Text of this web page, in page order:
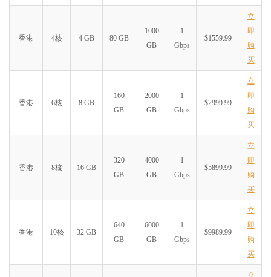
香港 4核 4 GB 80 GB
1000
GB
1
Gbps
$1559.99
立
即
购
买
香港 6核 8 GB
160
GB
2000
GB
1
Gbps
$2999.99
立
即
购
买
香港 8核 16 GB
320
GB
4000
GB
1
Gbps
$5899.99
立
即
购
买
香港 10核 32 GB
640
GB
6000
GB
1
Gbps
$9989.99
立
即
购
买
立